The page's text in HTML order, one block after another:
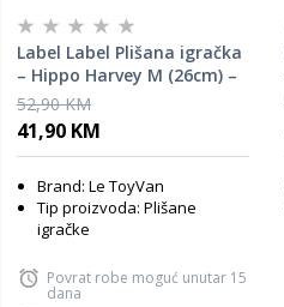
Label Label Plišana igračka
– Hippo Harvey M (26cm) –
Ivory
52,90 KM
41,90 KM
Brand: Le ToyVan
Tip proizvoda: Plišane
igračke
Povrat robe moguć unutar 15
dana